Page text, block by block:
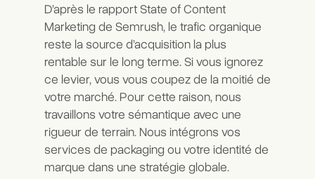
D’après le rapport State of Content
Marketing de Semrush, le trafic organique
reste la source d’acquisition la plus
rentable sur le long terme. Si vous ignorez
ce levier, vous vous coupez de la moitié de
votre marché. Pour cette raison, nous
travaillons votre sémantique avec une
rigueur de terrain. Nous intégrons vos
services de packaging ou votre identité de
marque dans une stratégie globale.